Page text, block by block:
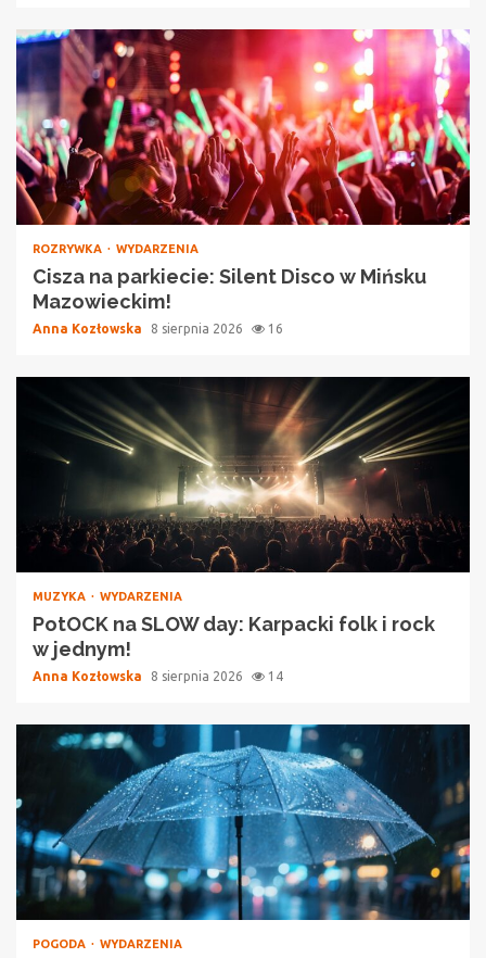
ROZRYWKA WYDARZENIA
Cisza na parkiecie: Silent Disco w Mińsku
Mazowieckim!
Anna Kozłowska 8 sierpnia 2026 16
MUZYKA WYDARZENIA
PotOCK na SLOW day: Karpacki folk i rock
w jednym!
Anna Kozłowska 8 sierpnia 2026 14
POGODA WYDARZENIA